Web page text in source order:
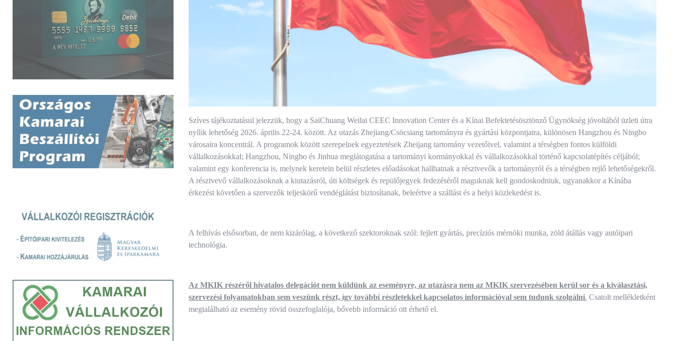
Szíves tájékoztatásul jelezzük, hogy a SaiChuang Weilai CEEC Innovation Center és a Kínai Befektetésösztönző Ügynökség jóvoltából üzleti útra
nyílik lehetőség 2026. április 22-24. között. Az utazás Zhejiang/Csöcsiang tartományra és gyártási központjaira, különösen Hangzhou és Ningbo
városaira koncentrál. A programok között szerepelnek egyeztetések Zheijang tartomány vezetőivel, valamint a térségben fontos külföldi
vállalkozásokkal; Hangzhou, Ningbo és Jinhua meglátogatása a tartományi kormányokkal és vállalkozásokkal történő kapcsolatépítés céljából;
valamint egy konferencia is, melynek keretein belül részletes előadásokat hallhatnak a résztvevők a tartományról és a térségben rejlő lehetőségekről.
A résztvevő vállalkozásoknak a kiutazásról, úti költségek és repülőjegyek fedezéséről maguknak kell gondoskodniuk, ugyanakkor a Kínába
érkezést követően a szervezők teljeskörű vendéglátást biztosítanak, beleértve a szállást és a helyi közlekedést is.
A felhívás elsősorban, de nem kizárólag, a következő szektoroknak szól: fejlett gyártás, precíziós mérnöki munka, zöld átállás vagy autóipari
technológia.
Az MKIK részéről hivatalos delegációt nem küldünk az eseményre, az utazásra nem az MKIK szervezésében kerül sor és a kiválasztási,
szervezési folyamatokban sem veszünk részt, így további részletekkel kapcsolatos információval sem tudunk szolgálni. Csatolt mellékletként
megtalálható az esemény rövid összefoglalója, bővebb információ ott érhető el.